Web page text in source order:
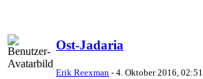
Ost-Jadaria
Erik Reexman - 4. Oktober 2016, 02:51